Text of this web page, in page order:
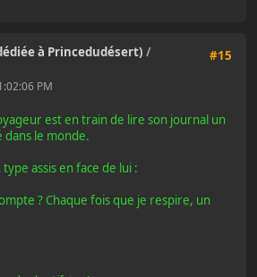
#15
à Princedudésert) /
PM
est en train de lire son journal un
le monde.
assis en face de lui :
? Chaque fois que je respire, un